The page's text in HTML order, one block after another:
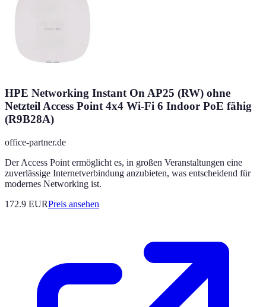
HPE Networking Instant On AP25 (RW) ohne
Netzteil Access Point 4x4 Wi-Fi 6 Indoor PoE fähig
(R9B28A)
office-partner.de
Der Access Point ermöglicht es, in großen Veranstaltungen eine
zuverlässige Internetverbindung anzubieten, was entscheidend für
modernes Networking ist.
172.9 EURPreis ansehen